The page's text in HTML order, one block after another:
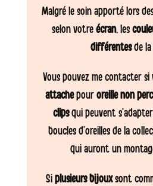
Malgré le soin apporté lors
selon votreécran, les
différentesde la
Vous pouvez me contacter
attachepouroreille non
clipsqui peuvent
boucles d’oreilles de la
qui auront un
Si plusieurs bijouxsont